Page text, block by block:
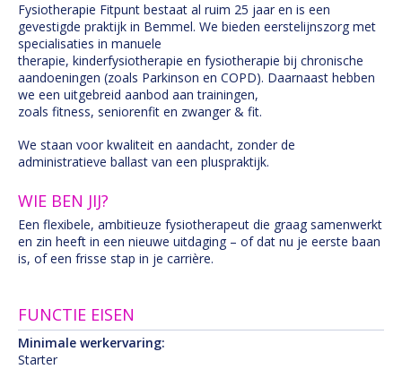
Fysiotherapie Fitpunt bestaat al ruim 25 jaar en is een
gevestigde praktijk in Bemmel. We bieden eerstelijnszorg met
specialisaties in manuele
therapie, kinderfysiotherapie en fysiotherapie bij chronische
aandoeningen (zoals Parkinson en COPD). Daarnaast hebben
we een uitgebreid aanbod aan trainingen,
zoals fitness, seniorenfit en zwanger & fit.
We staan voor kwaliteit en aandacht, zonder de
administratieve ballast van een pluspraktijk.
WIE BEN JIJ?
Een flexibele, ambitieuze fysiotherapeut die graag samenwerkt
en zin heeft in een nieuwe uitdaging – of dat nu je eerste baan
is, of een frisse stap in je carrière.
FUNCTIE EISEN
Minimale werkervaring:
Starter